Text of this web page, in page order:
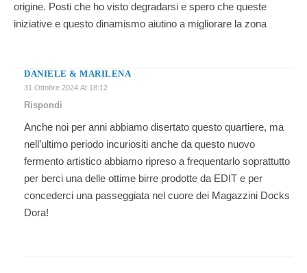
origine. Posti che ho visto degradarsi e spero che queste
iniziative e questo dinamismo aiutino a migliorare la zona
DANIELE & MARILENA
31 Ottobre 2024 At 18:12
Rispondi
Anche noi per anni abbiamo disertato questo quartiere, ma
nell’ultimo periodo incuriositi anche da questo nuovo
fermento artistico abbiamo ripreso a frequentarlo soprattutto
per berci una delle ottime birre prodotte da EDIT e per
concederci una passeggiata nel cuore dei Magazzini Docks
Dora!